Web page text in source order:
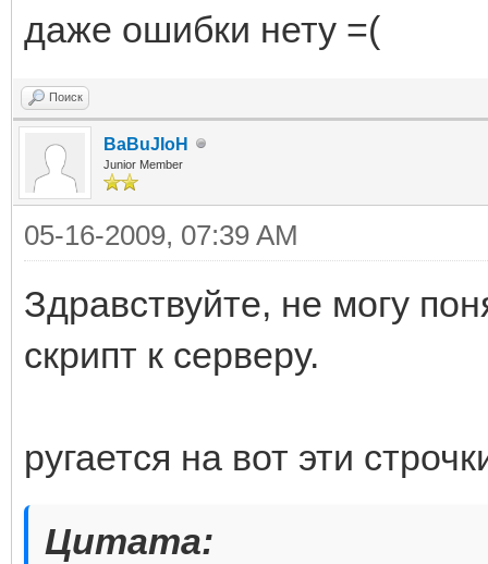
даже ошибки нету =(
Поиск
BaBuJIoH
Junior Member
05-16-2009, 07:39 AM
Здравствуйте, не могу
скрипт к серверу.
ругается на вот эти
Цитата: